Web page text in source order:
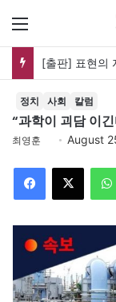
아자뉴스바이
정치 사회 칼럼
“과학이 괴담 이
최영훈 August